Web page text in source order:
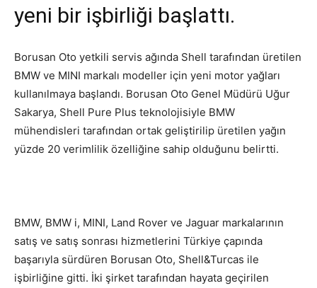
yeni bir işbirliği başlattı.
Borusan Oto yetkili servis ağında Shell tarafından üretilen
BMW ve MINI markalı modeller için yeni motor yağları
kullanılmaya başlandı. Borusan Oto Genel Müdürü Uğur
Sakarya, Shell Pure Plus teknolojisiyle BMW
mühendisleri tarafından ortak geliştirilip üretilen yağın
yüzde 20 verimlilik özelliğine sahip olduğunu belirtti.
BMW, BMW i, MINI, Land Rover ve Jaguar markalarının
satış ve satış sonrası hizmetlerini Türkiye çapında
başarıyla sürdüren Borusan Oto, Shell&Turcas ile
işbirliğine gitti. İki şirket tarafından hayata geçirilen